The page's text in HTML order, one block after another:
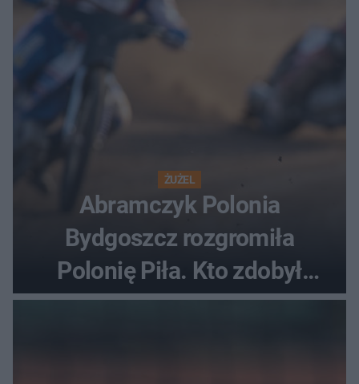
ŻUŻEL
Abramczyk Polonia
Bydgoszcz rozgromiła
Polonię Piła. Kto zdobył
najwięcej punktów?